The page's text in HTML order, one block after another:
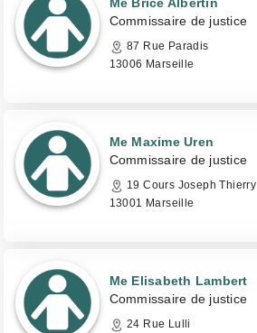
Commissaire de justice
87 Rue Paradis
13006 Marseille
Me Maxime Uren
Commissaire de justice
19 Cours Joseph Thierry
13001 Marseille
Me Elisabeth Lambert
Commissaire de justice
24 Rue Lulli